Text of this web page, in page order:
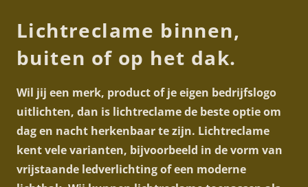
Lichtreclame binnen,
buiten of op het dak.
Wil jij een merk, product of je eigen bedrijfslogo
uitlichten, dan is lichtreclame de beste optie om
dag en nacht herkenbaar te zijn. Lichtreclame
kent vele varianten, bijvoorbeeld in de vorm van
vrijstaande ledverlichting of een moderne